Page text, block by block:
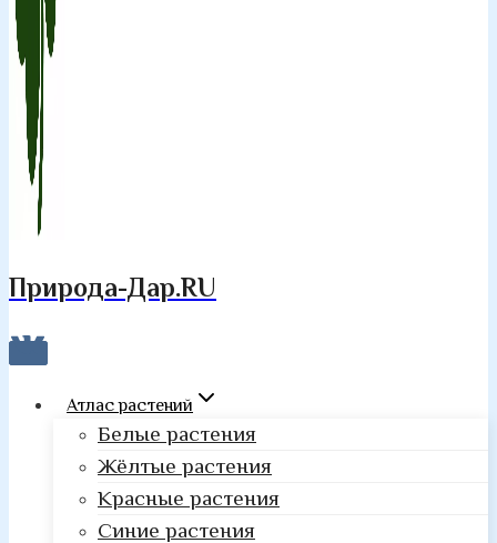
Природа-Дар.RU
Атлас растений
Белые растения
Жёлтые растения
Красные растения
Синие растения